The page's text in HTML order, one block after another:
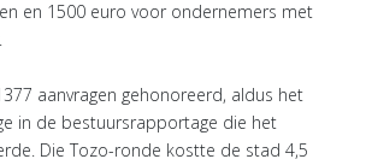
en 1500 euro voor ondernemers met
aanvragen gehonoreerd, aldus het
in de bestuursrapportage die het
Die Tozo-ronde kostte de stad 4,5